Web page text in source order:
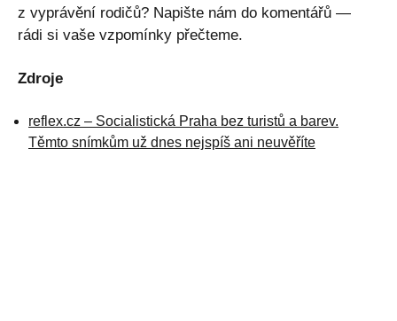
z vyprávění rodičů? Napište nám do komentářů —
rádi si vaše vzpomínky přečteme.
Zdroje
reflex.cz – Socialistická Praha bez turistů a barev.
Těmto snímkům už dnes nejspíš ani neuvěříte